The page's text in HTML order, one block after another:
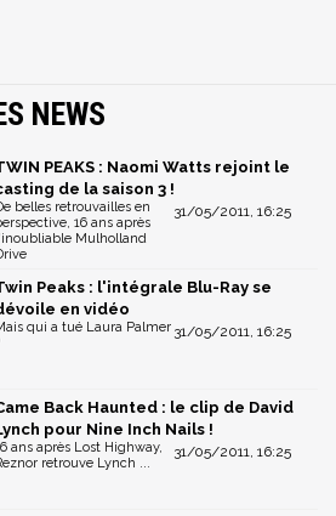
NEWS
PEAKS : Naomi Watts rejoint le
de la saison 3 !
31/05/2011, 16:25
belles retrouvailles en
16 ans après
Mulholland
Peaks : l'intégrale Blu-Ray se
en vidéo
31/05/2011, 16:25
qui a tué Laura Palmer
Back Haunted : le clip de David
pour Nine Inch Nails !
31/05/2011, 16:25
ans après Lost Highway,
retrouve Lynch ...